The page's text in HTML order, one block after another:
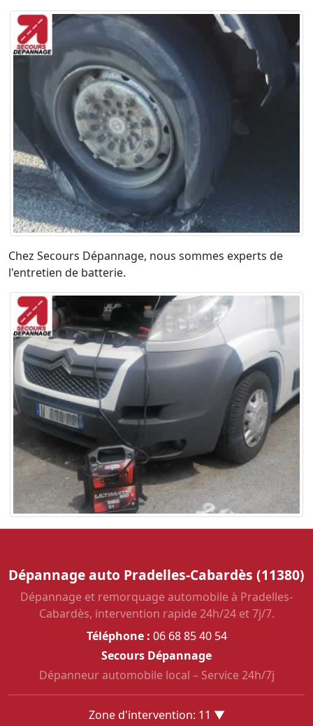
Chez Secours Dépannage, nous sommes experts de
l'entretien de batterie.
Dépannage auto Pradelles-Cabardès (11380)
Dépannage et remorquage automobile à Pradelles-
Cabardès, intervention rapide 24h/24 et 7j/7.
Téléphone : 06 68 85 40 54
Secours Dépannage
Dépanneur automobile local – Service 24h/7j
Zone d'intervention: 11 ▼